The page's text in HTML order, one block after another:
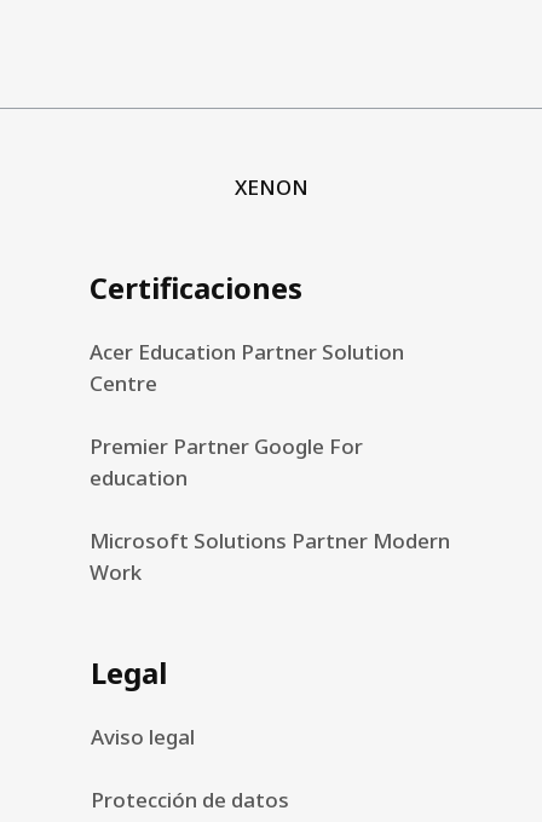
XENON
Certificaciones
Acer Education Partner Solution
Centre
Premier Partner Google For
education
Microsoft Solutions Partner Modern
Work
Legal
Aviso legal
Protección de datos